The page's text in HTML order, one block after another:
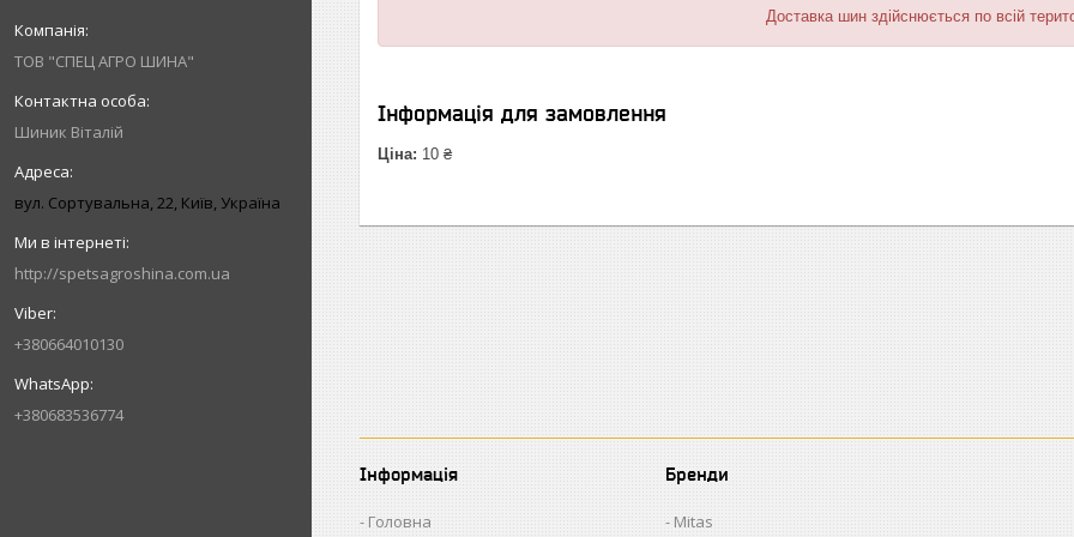
ТОВ "СПЕЦ АГРО ШИНА"
Шиник Віталій
вул. Сортувальна, 22, Київ, Україна
http://spetsagroshina.com.ua
+380664010130
+380683536774
Доставка шин здійснюється по всій
Інформація для замовлення
Ціна: 10 ₴
Інформація
Головна
Бренди
Mitas